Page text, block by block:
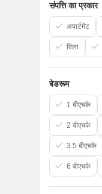
संपत्ति का प्रकार
अपार्टमेंट
विला
बेडरूम
1 बीएचके
2 बीएचके
3.5 बीएचके
6 बीएचके